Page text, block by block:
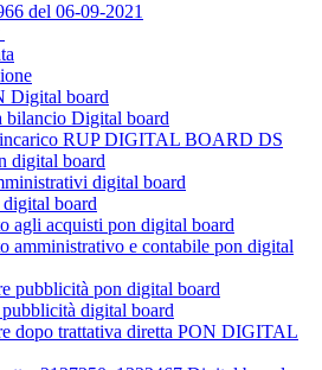
del 06-09-2021
Digital board
bilancio Digital board
incarico RUP DIGITAL BOARD DS
digital board
digital board
board
agli acquisti pon digital board
amministrativo e contabile pon digital
pubblicità pon digital board
digital board
dopo trattativa diretta PON DIGITAL